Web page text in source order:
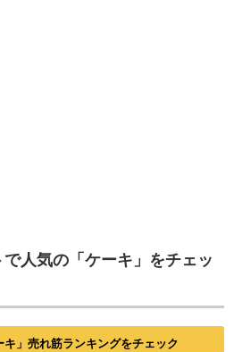
人気の「ケーキ」をチェッ
」売れ筋ランキングをチェック